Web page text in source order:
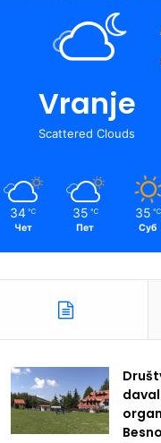
Vranje
Scattered Clouds
34 ℃
Чет
35 ℃
Пет
35 ℃
Суб